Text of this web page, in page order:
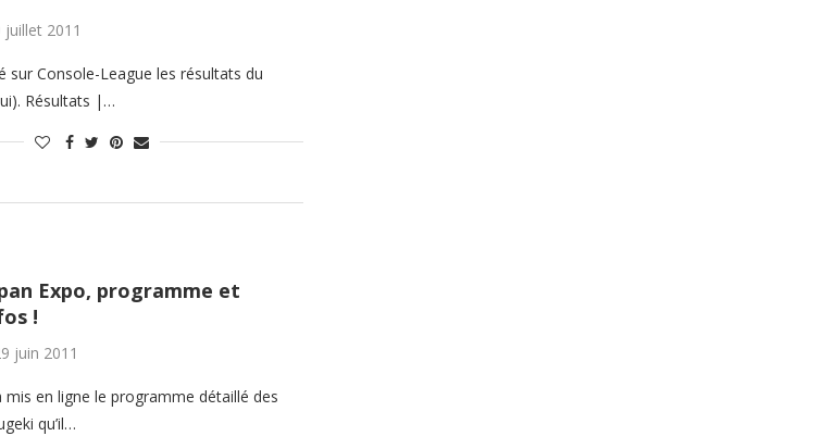
juillet 2011
sur Console-League les résultats du
Résultats |…
Expo, programme et
!
juin 2011
mis en ligne le programme détaillé des
qu’il…